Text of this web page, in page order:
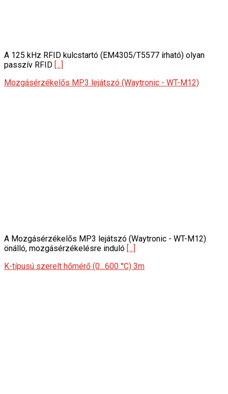
A 125 kHz RFID kulcstartó (EM4305/T5577 írható) olyan
passzív RFID [...]
Mozgásérzékelős MP3 lejátszó (Waytronic - WT-M12)
A Mozgásérzékelős MP3 lejátszó (Waytronic - WT-M12)
önálló, mozgásérzékelésre induló [...]
K-típusú szerelt hőmérő (0…600 °C) 3m